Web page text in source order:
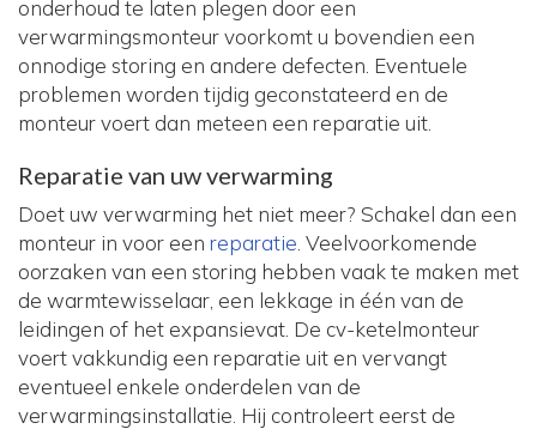
onderhoud te laten plegen door een
verwarmingsmonteur voorkomt u bovendien een
onnodige storing en andere defecten. Eventuele
problemen worden tijdig geconstateerd en de
monteur voert dan meteen een reparatie uit.
Reparatie van uw verwarming
Doet uw verwarming het niet meer? Schakel dan een
monteur in voor een reparatie . Veelvoorkomende
oorzaken van een storing hebben vaak te maken met
de warmtewisselaar, een lekkage in één van de
leidingen of het expansievat. De cv-ketelmonteur
voert vakkundig een reparatie uit en vervangt
eventueel enkele onderdelen van de
verwarmingsinstallatie. Hij controleert eerst de